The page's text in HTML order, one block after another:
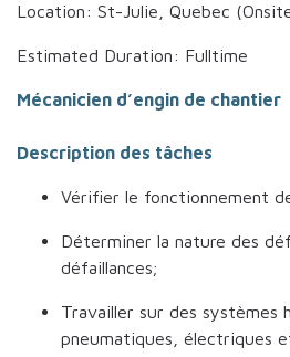
Location: St-Julie, Quebec
Estimated Duration: Fulltime
Mécanicien d’engin de chantier
Description des tâches
Vérifier le fonctionnement
Déterminer la nature des
défaillances;
Travailler sur des systèmes
pneumatiques, électriques